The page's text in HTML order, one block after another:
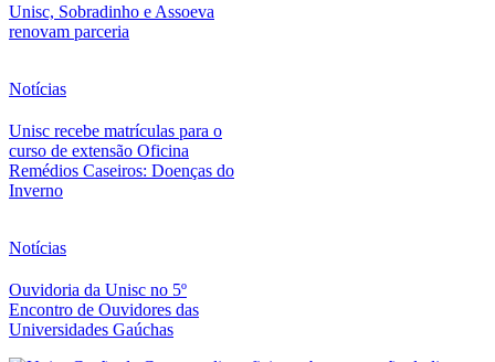
Unisc, Sobradinho e Assoeva
renovam parceria
Notícias
Unisc recebe matrículas para o
curso de extensão Oficina
Remédios Caseiros: Doenças do
Inverno
Notícias
Ouvidoria da Unisc no 5º
Encontro de Ouvidores das
Universidades Gaúchas